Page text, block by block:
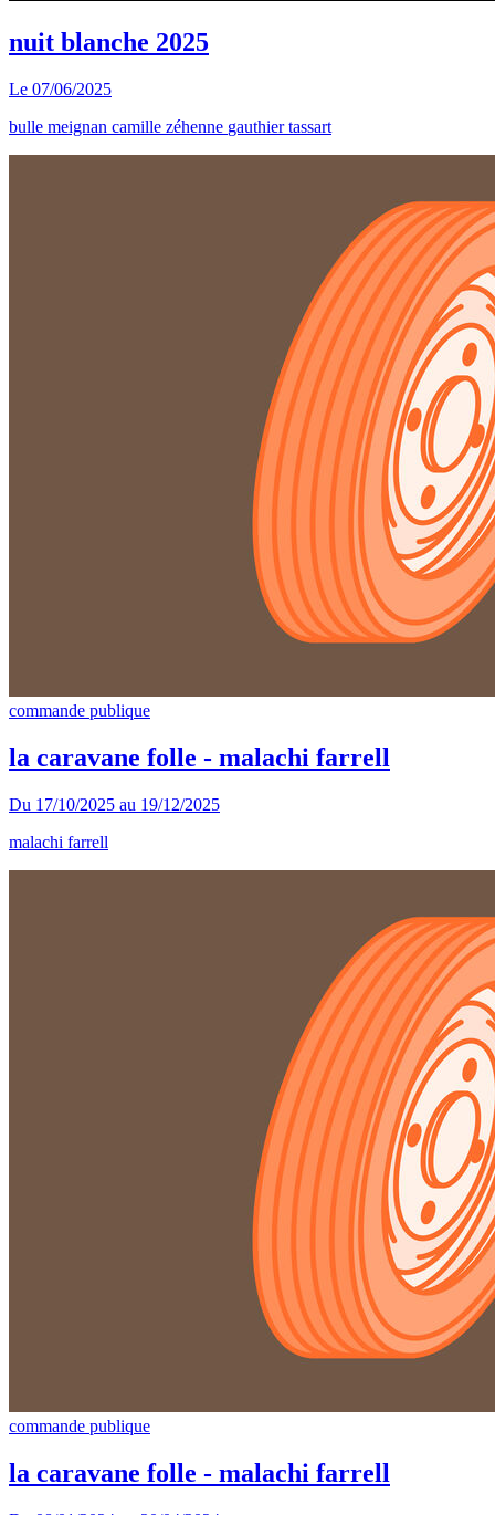
nuit blanche 2025
Le 07/06/2025
bulle meignan camille zéhenne gauthier tassart
commande publique
la caravane folle - malachi farrell
Du 17/10/2025 au 19/12/2025
malachi farrell
commande publique
la caravane folle - malachi farrell